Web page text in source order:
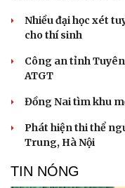
Cây thuốc
Sản phụ khoa
Nam khoa
Làm đẹp - giảm cân
Phòng mạch online
Ăn sạch sống khỏe
Nhiều đại học xét
cho thí sinh
Công an tỉnh
ATGT
Đồng Nai tìm khu
Phát hiện thi thể
Trung, Hà Nội
TIN NÓNG